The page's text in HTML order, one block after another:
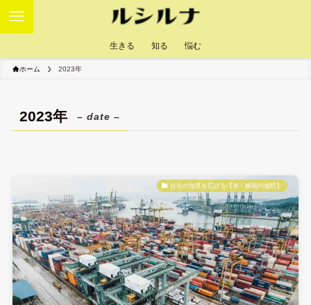
生きる 知る 悩む
ホーム 2023年
2023年 – date –
社会の知見を広げる【本・映画の感想】